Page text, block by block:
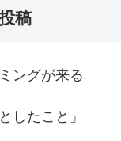
稿
ングが来る
したこと」